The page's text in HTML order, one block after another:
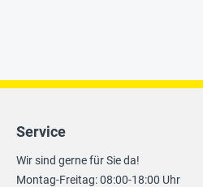
Service
Wir sind gerne für Sie da!
Montag-Freitag: 08:00-18:00 Uhr